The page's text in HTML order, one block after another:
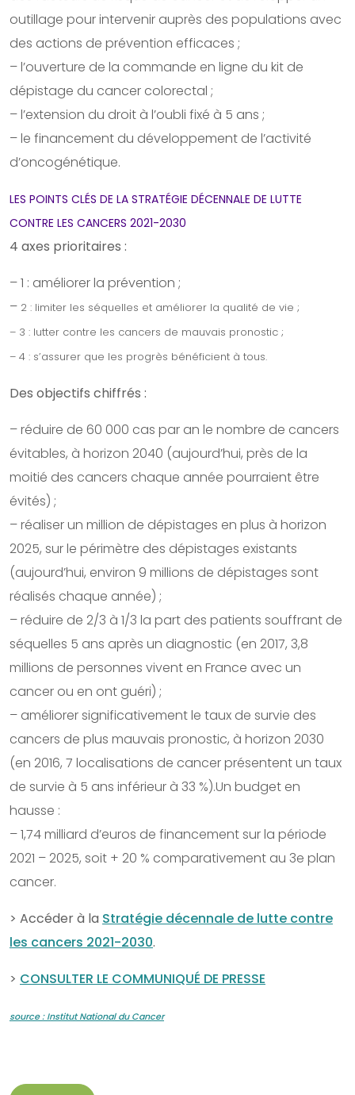
outillage pour intervenir auprès des populations avec
des actions de prévention efficaces ;
– l’ouverture de la commande en ligne du kit de
dépistage du cancer colorectal ;
– l’extension du droit à l’oubli fixé à 5 ans ;
– le financement du développement de l’activité
d’oncogénétique.
LES POINTS CLÉS DE LA STRATÉGIE DÉCENNALE DE LUTTE
CONTRE LES CANCERS 2021-2030
4 axes prioritaires :
– 1 : améliorer la prévention ;
– 2 : limiter les séquelles et améliorer la qualité de vie ;
– 3 : lutter contre les cancers de mauvais pronostic ;
– 4 : s’assurer que les progrès bénéficient à tous.
Des objectifs chiffrés :
– réduire de 60 000 cas par an le nombre de cancers
évitables, à horizon 2040 (aujourd’hui, près de la
moitié des cancers chaque année pourraient être
évités) ;
– réaliser un million de dépistages en plus à horizon
2025, sur le périmètre des dépistages existants
(aujourd’hui, environ 9 millions de dépistages sont
réalisés chaque année) ;
– réduire de 2/3 à 1/3 la part des patients souffrant de
séquelles 5 ans après un diagnostic (en 2017, 3,8
millions de personnes vivent en France avec un
cancer ou en ont guéri) ;
– améliorer significativement le taux de survie des
cancers de plus mauvais pronostic, à horizon 2030
(en 2016, 7 localisations de cancer présentent un taux
de survie à 5 ans inférieur à 33 %).Un budget en
hausse :
– 1,74 milliard d’euros de financement sur la période
2021 – 2025, soit + 20 % comparativement au 3e plan
cancer.
> Accéder à la Stratégie décennale de lutte contre
les cancers 2021-2030.
> CONSULTER LE COMMUNIQUÉ DE PRESSE
source : Institut National du Cancer